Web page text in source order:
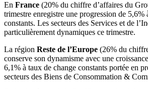
En France (20% du chiffre d’affaires du
trimestre enregistre une progression de 5,6%
constants. Les secteurs des Services et de
particulièrement dynamiques ce trimestre.
La région Reste de l’Europe (26% du
conserve son dynamisme avec une
6,1% à taux de change constants portée en
secteurs des Biens de Consommation &